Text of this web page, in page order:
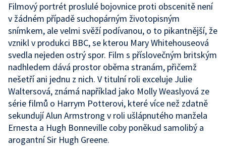
Filmový portrét proslulé bojovnice proti obscenitě není
v žádném případě suchopárným životopisným
snímkem, ale velmi svěží podívanou, o to pikantnější, že
vznikl v produkci BBC, se kterou Mary Whitehouseová
svedla nejeden ostrý spor. Film s příslovečným britským
nadhledem dává prostor oběma stranám, přičemž
nešetří ani jednu z nich. V titulní roli exceluje Julie
Waltersová, známá například jako Molly Weaslyová ze
série filmů o Harrym Potterovi, které více než zdatně
sekundují Alun Armstrong v roli ušlápnutého manžela
Ernesta a Hugh Bonneville coby poněkud samolibý a
arogantní Sir Hugh Greene.